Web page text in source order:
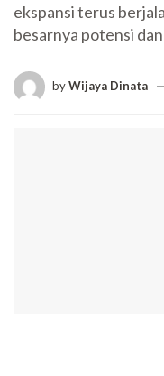
ekspansi terus
besarnya potensi
byWijaya Dinata